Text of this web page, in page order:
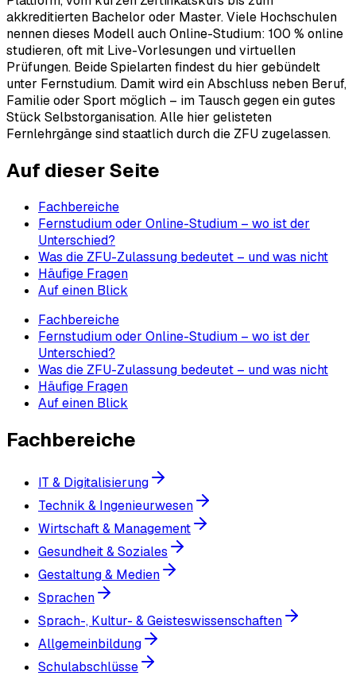
akkreditierten Bachelor oder Master. Viele Hochschulen
nennen dieses Modell auch Online-Studium: 100 % online
studieren, oft mit Live-Vorlesungen und virtuellen
Prüfungen. Beide Spielarten findest du hier gebündelt
unter Fernstudium. Damit wird ein Abschluss neben Beruf,
Familie oder Sport möglich – im Tausch gegen ein gutes
Stück Selbstorganisation. Alle hier gelisteten
Fernlehrgänge sind staatlich durch die ZFU zugelassen.
Auf dieser Seite
Fachbereiche
Fernstudium oder Online-Studium – wo ist der
Unterschied?
Was die ZFU-Zulassung bedeutet – und was nicht
Häufige Fragen
Auf einen Blick
Fachbereiche
Fernstudium oder Online-Studium – wo ist der
Unterschied?
Was die ZFU-Zulassung bedeutet – und was nicht
Häufige Fragen
Auf einen Blick
Fachbereiche
IT & Digitalisierung
Technik & Ingenieurwesen
Wirtschaft & Management
Gesundheit & Soziales
Gestaltung & Medien
Sprachen
Sprach-, Kultur- & Geisteswissenschaften
Allgemeinbildung
Schulabschlüsse